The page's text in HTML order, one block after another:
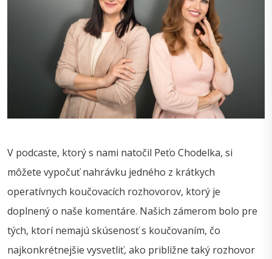
V podcaste, ktorý s nami natočil Peťo Chodelka, si
môžete vypočuť nahrávku jedného z krátkych
operatívnych koučovacích rozhovorov, ktorý je
doplnený o naše komentáre. Našich zámerom bolo pre
tých, ktorí nemajú skúsenosť s koučovaním, čo
najkonkrétnejšie vysvetliť, ako približne taký rozhovor